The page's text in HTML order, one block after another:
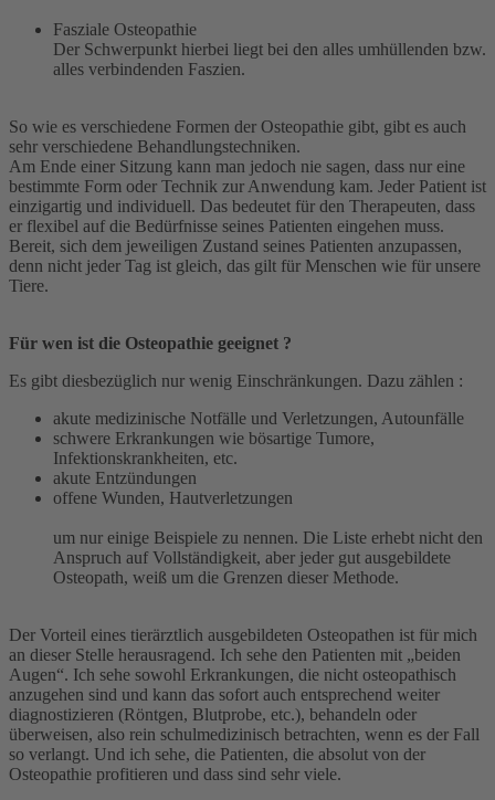
Fasziale Osteopathie
Der Schwerpunkt hierbei liegt bei den alles umhüllenden bzw.
alles verbindenden Faszien.
So wie es verschiedene Formen der Osteopathie gibt, gibt es auch
sehr verschiedene Behandlungstechniken.
Am Ende einer Sitzung kann man jedoch nie sagen, dass nur eine
bestimmte Form oder Technik zur Anwendung kam. Jeder Patient ist
einzigartig und individuell. Das bedeutet für den Therapeuten, dass
er flexibel auf die Bedürfnisse seines Patienten eingehen muss.
Bereit, sich dem jeweiligen Zustand seines Patienten anzupassen,
denn nicht jeder Tag ist gleich, das gilt für Menschen wie für unsere
Tiere.
Für wen ist die Osteopathie geeignet ?
Es gibt diesbezüglich nur wenig Einschränkungen. Dazu zählen :
akute medizinische Notfälle und Verletzungen, Autounfälle
schwere Erkrankungen wie bösartige Tumore,
Infektionskrankheiten, etc.
akute Entzündungen
offene Wunden, Hautverletzungen
um nur einige Beispiele zu nennen. Die Liste erhebt nicht den
Anspruch auf Vollständigkeit, aber jeder gut ausgebildete
Osteopath, weiß um die Grenzen dieser Methode.
Der Vorteil eines tierärztlich ausgebildeten Osteopathen ist für mich
an dieser Stelle herausragend. Ich sehe den Patienten mit „beiden
Augen“. Ich sehe sowohl Erkrankungen, die nicht osteopathisch
anzugehen sind und kann das sofort auch entsprechend weiter
diagnostizieren (Röntgen, Blutprobe, etc.), behandeln oder
überweisen, also rein schulmedizinisch betrachten, wenn es der Fall
so verlangt. Und ich sehe, die Patienten, die absolut von der
Osteopathie profitieren und dass sind sehr viele.